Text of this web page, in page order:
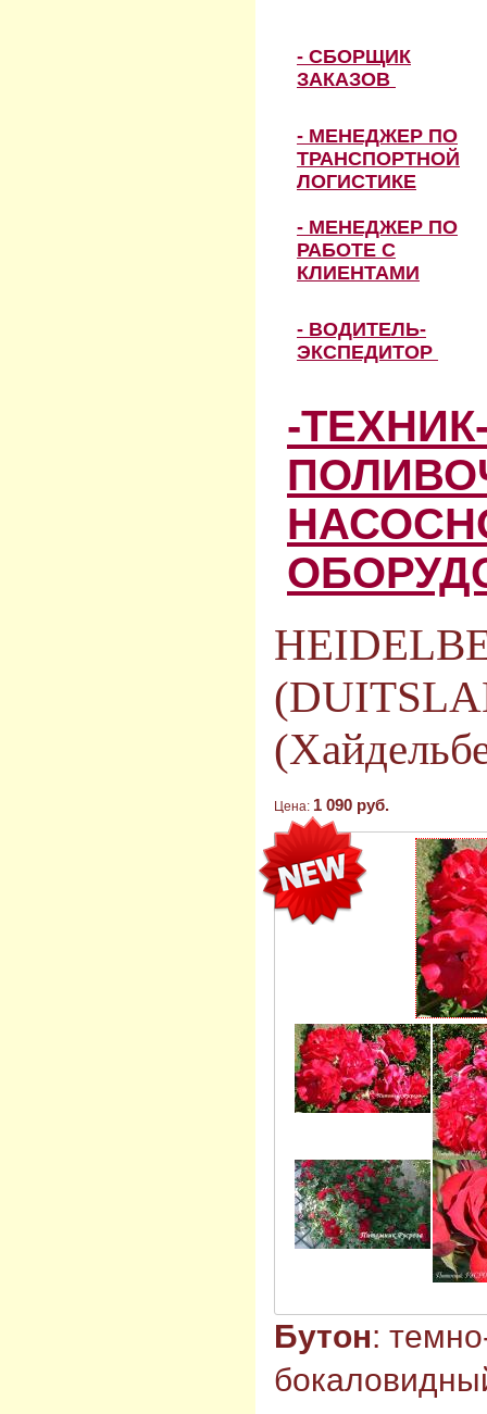
- СБОРЩИК
ЗАКАЗОВ
- МЕНЕДЖЕР ПО
ТРАНСПОРТНОЙ
ЛОГИСТИКЕ
- МЕНЕДЖЕР ПО
РАБОТЕ С
КЛИЕНТАМИ
- ВОДИТЕЛЬ-
ЭКСПЕДИТОР
-
Цена: 1 090 руб.
Бутон: